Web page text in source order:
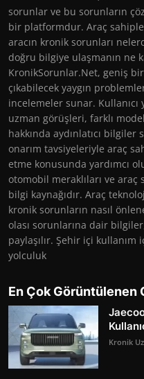
sorunlar ve bu sorunların
bir platformdur. Araç
aracın kronik sorunları
doğru bilgiye ulaşmanın ne
KronikSorunlar.Net, geniş
çıkabilecek yaygın
incelemeler sunar.
uzman görüşleri, farklı
hakkında aydınlatıcı bilgiler
onarım tavsiyeleriyle araç
etme konusunda yardımcı
otomobil meraklıları ve
bilgi kaynağıdır. Araç
kronik sorunların nasıl
olası sorunlarına dair
paylaşılır. Şehir içi
yolculuk
En Çok Görüntülenen
Kronik